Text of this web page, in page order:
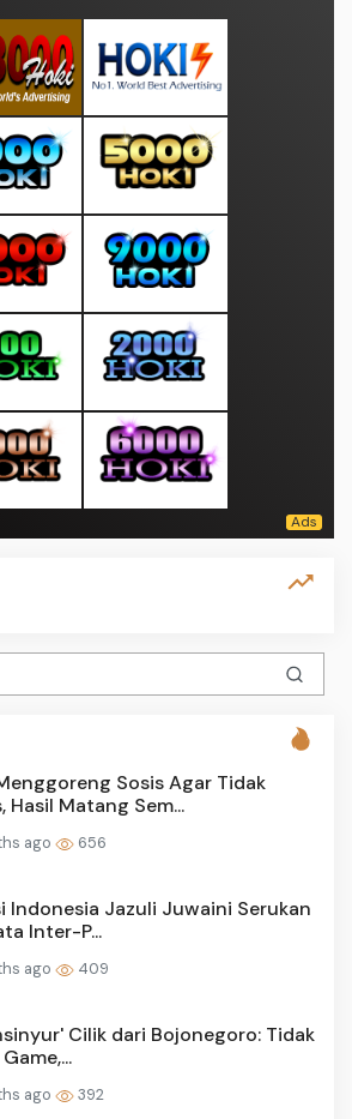
Sosis Agar Tidak
Hasil Matang Sem...
ago 656
Indonesia Jazuli Juwaini Serukan
Inter-P...
ago 409
Cilik dari Bojonegoro: Tidak
ago 392